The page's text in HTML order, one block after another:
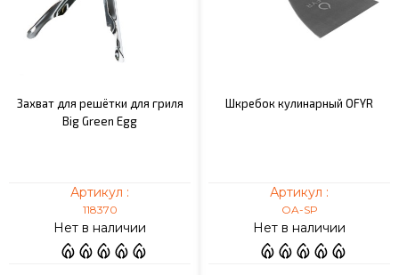
Захват для решётки для гриля
Big Green Egg
Артикул :
118370
Нет в наличии
Шкребок кулинарный OFYR
Артикул :
OA-SP
Нет в наличии